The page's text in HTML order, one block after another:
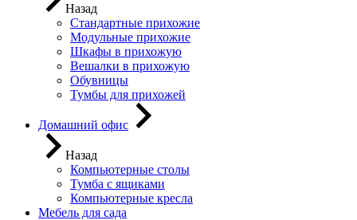
Назад
Стандартные прихожие
Модульные прихожие
Шкафы в прихожую
Вешалки в прихожую
Обувницы
Тумбы для прихожей
Домашний офис
Назад
Компьютерные столы
Тумба с ящиками
Компьютерные кресла
Мебель для сада